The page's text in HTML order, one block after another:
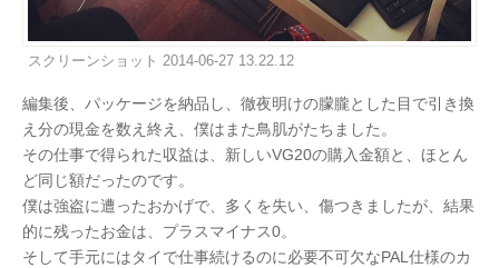
スクリーンショット 2014-06-27 13.22.12
編集後、パッケージを納品し、徹夜明けの朦朧とした目で引き換
え分の現金を数え終え、僕はまた鳥肌がたちました。
その仕事で得られた収益は、新しいVG20の購入金額と、ほとん
ど同じ額だったのです。
僕は強盗に遭ったおかげで、多くを失い、傷つきましたが、結果
的に残ったお金は、プラスマイナス0。
そして手元にはタイで仕事続けるのに必要不可欠なPAL仕様のカ